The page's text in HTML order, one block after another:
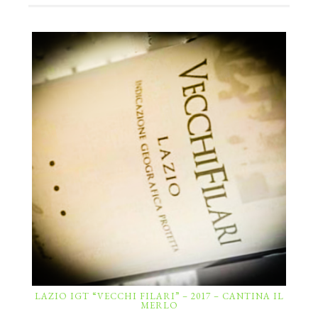
LAZIO IGT “VECCHI FILARI” – 2017 – CANTINA IL
MERLO